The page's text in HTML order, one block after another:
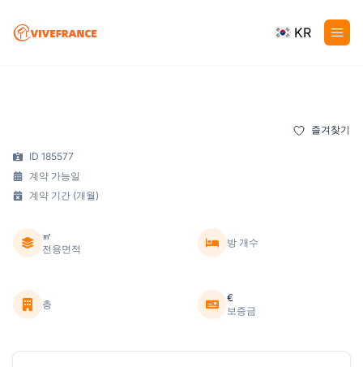
KR
즐겨찾기
ID 185577
계약 가능일
계약 기간 (개월)
㎡
전용면적
방 개수
층
€
보증금